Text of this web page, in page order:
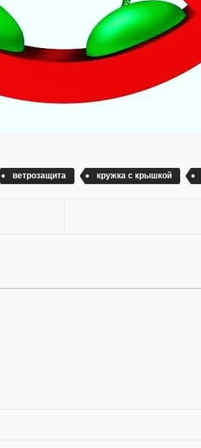
ветрозащита кружка с крышкой